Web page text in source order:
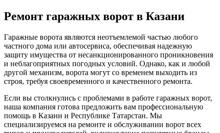
Ремонт гаражных ворот в Казани
Гаражные ворота являются неотъемлемой частью любого
частного дома или автосервиса, обеспечивая надежную
защиту имущества от несанкционированного проникновения
и неблагоприятных погодных условий. Однако, как и любой
другой механизм, ворота могут со временем выходить из
строя, требуя своевременного и качественного ремонта.
Если вы столкнулись с проблемами в работе гаражных ворот,
наша компания готова предложить вам профессиональную
помощь в Казани и Республике Татарстан. Мы
специализируемся на ремонте и обслуживании ворот всех